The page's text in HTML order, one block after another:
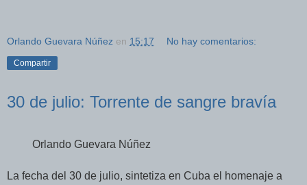
Orlando Guevara Núñez en 15:17 No hay comentarios:
Compartir
30 de julio: Torrente de sangre bravía
Orlando Guevara Núñez
La fecha del 30 de julio, sintetiza en Cuba el homenaje a